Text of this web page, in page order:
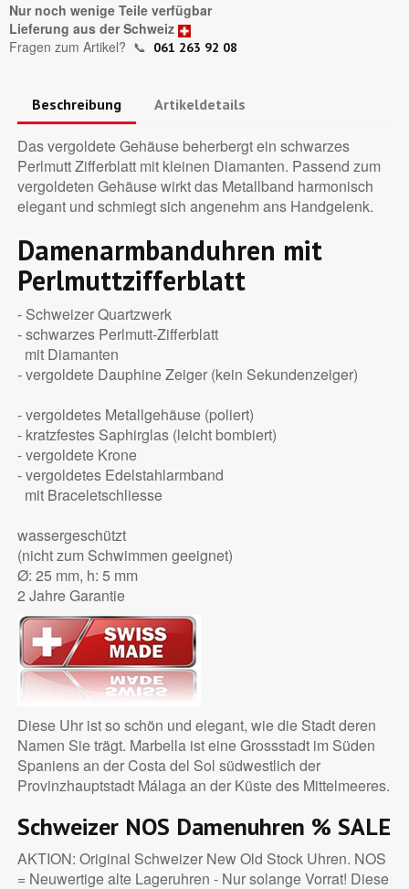
Nur noch wenige Teile verfügbar
Lieferung aus der Schweiz
Fragen zum Artikel? 📞 061 263 92 08
Beschreibung Artikeldetails
Das vergoldete Gehäuse beherbergt ein schwarzes
Perlmutt Zifferblatt mit kleinen Diamanten. Passend zum
vergoldeten Gehäuse wirkt das Metallband harmonisch
elegant und schmiegt sich angenehm ans Handgelenk.
Damenarmbanduhren mit
Perlmuttzifferblatt
- Schweizer Quartzwerk
- schwarzes Perlmutt-Zifferblatt
mit Diamanten
- vergoldete Dauphine Zeiger (kein Sekundenzeiger)
- vergoldetes Metallgehäuse (poliert)
- kratzfestes Saphirglas (leicht bombiert)
- vergoldete Krone
- vergoldetes Edelstahlarmband
mit Braceletschliesse
wassergeschützt
(nicht zum Schwimmen geeignet)
Ø: 25 mm, h: 5 mm
2 Jahre Garantie
Diese Uhr ist so schön und elegant, wie die Stadt deren
Namen Sie trägt. Marbella ist eine Grossstadt im Süden
Spaniens an der Costa del Sol südwestlich der
Provinzhauptstadt Málaga an der Küste des Mittelmeeres.
Schweizer NOS Damenuhren % SALE
AKTION: Original Schweizer New Old Stock Uhren. NOS
= Neuwertige alte Lageruhren - Nur solange Vorrat! Diese